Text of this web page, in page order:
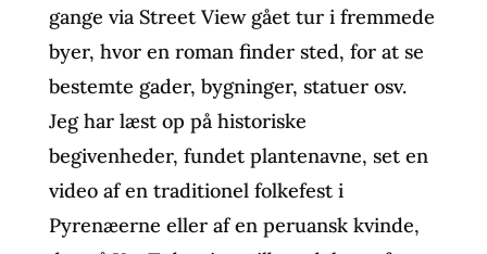
gange via Street View gået tur i fremmede
byer, hvor en roman finder sted, for at se
bestemte gader, bygninger, statuer osv.
Jeg har læst op på historiske
begivenheder, fundet plantenavne, set en
video af en traditionel folkefest i
Pyrenæerne eller af en peruansk kvinde,